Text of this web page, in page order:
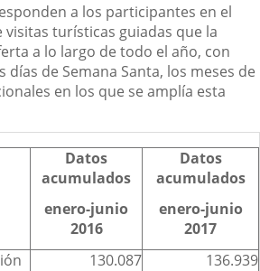
a los participantes en el
turísticas guiadas que la
a lo largo de todo el año, con
días de Semana Santa, los meses de
en los que se amplía esta
Datos
acumulados
enero-junio
2016
Datos
acumulados
enero-junio
2017
130.087 136.939